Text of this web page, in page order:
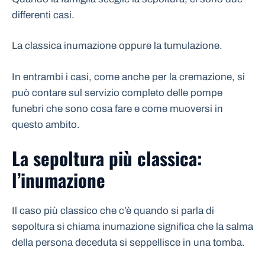
differenti casi.
La classica inumazione oppure la tumulazione.
In entrambi i casi, come anche per la cremazione, si
può contare sul servizio completo delle pompe
funebri che sono cosa fare e come muoversi in
questo ambito.
La sepoltura più classica:
l’inumazione
Il caso più classico che c’è quando si parla di
sepoltura si chiama inumazione significa che la salma
della persona deceduta si seppellisce in una tomba.